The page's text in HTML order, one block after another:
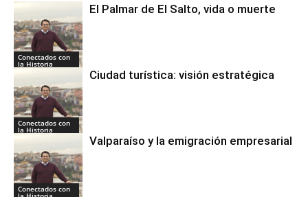
Conectados con
la Historia
El Palmar de El Salto, vida o muerte
Conectados con
la Historia
Ciudad turística: visión estratégica
Conectados con
Valparaíso y la emigración empresarial